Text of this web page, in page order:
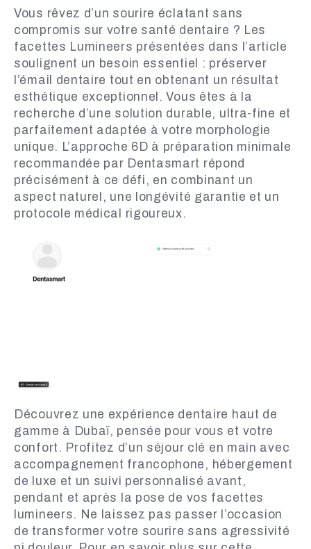
Vous rêvez d’un sourire éclatant sans
compromis sur votre santé dentaire ? Les
facettes Lumineers présentées dans l’article
soulignent un besoin essentiel : préserver
l’émail dentaire tout en obtenant un résultat
esthétique exceptionnel. Vous êtes à la
recherche d’une solution durable, ultra-fine et
parfaitement adaptée à votre morphologie
unique. L’approche 6D à préparation minimale
recommandée par Dentasmart répond
précisément à ce défi, en combinant un
aspect naturel, une longévité garantie et un
protocole médical rigoureux.
Découvrez une expérience dentaire haut de
gamme à Dubaï, pensée pour vous et votre
confort. Profitez d’un séjour clé en main avec
accompagnement francophone, hébergement
de luxe et un suivi personnalisé avant,
pendant et après la pose de vos facettes
lumineers. Ne laissez pas passer l’occasion
de transformer votre sourire sans agressivité